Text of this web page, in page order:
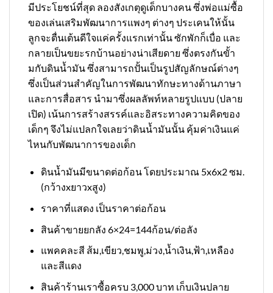
มีประโยชน์ที่สุด ลองสังเกตุดูเด็กบางคน ซึ่งพ่อแม่ซื้อ
ของเล่นเสริมพัฒนาการแพงๆ ต่างๆ ประเคนให้นั้น
ลูกจะตื่นเต้นดีใจแค่ครั้งแรกเท่านั้น ซักพักก็เบื่อ และ
กลายเป็นขยะรกบ้านอย่างน่าเสียดาย ซึ่งตรงกันขั้า
มกับดินน้ำมัน ซึ่งสามารถปั้นเป็นรูปสัญลักษณ์ต่างๆ
ซึ่งเป็นส่วนสำคัญในการพัฒนาทักษะทางด้านภาษา
และการสื่อสาร นำมาซึ่งผลลัพท์หลายรูปแบบ (ปลาย
เปิด) เน้นการสร้างสรรค์และอิสระทางความคิดของ
เด็กๆ จึงไม่แปลกใจเลยว่าดินน้ำมันนั้น คุ้มค่าเงินแค่
ไหนกับพัฒนาการของเด็ก
ดินน้ำมันมีขนาดต่อก้อน โดยประมาณ 5x6x2 ซม.
(กว้างxยาวxสูง)
ราคาที่แสดง เป็นราคาต่อก้อน
สินค้าขายยกลัง 6×24=144ก้อน/ต่อลัง
แพคคละสี ส้ม,เขียว,ชมพู,ม่วง,น้ำเงิน,ฟ้า,เหลือง
และสีแดง
สินค้าร้านเราซื้อครบ 3,000 บาท เก็บเงินปลาย